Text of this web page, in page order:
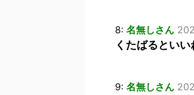
8: 名無しさん
くたばるといい
9: 名無しさん